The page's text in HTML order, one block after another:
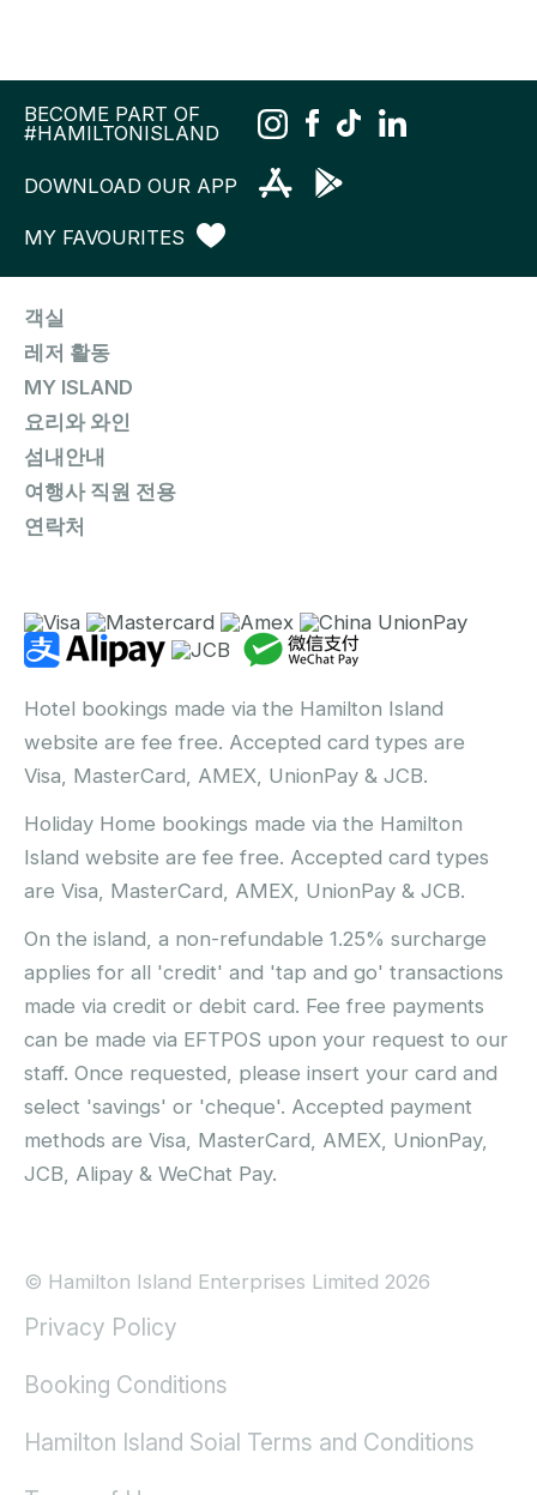
BECOME PART OF
#HAMILTONISLAND
DOWNLOAD OUR APP
MY FAVOURITES
객실
레저 활동
MY ISLAND
요리와 와인
섬내안내
여행사 직원 전용
연락처
Hotel bookings made via the Hamilton Island
website are fee free. Accepted card types are
Visa, MasterCard, AMEX, UnionPay & JCB.
Holiday Home bookings made via the Hamilton
Island website are fee free. Accepted card types
are Visa, MasterCard, AMEX, UnionPay & JCB.
On the island, a non-refundable 1.25% surcharge
applies for all 'credit' and 'tap and go' transactions
made via credit or debit card. Fee free payments
can be made via EFTPOS upon your request to our
staff. Once requested, please insert your card and
select 'savings' or 'cheque'. Accepted payment
methods are Visa, MasterCard, AMEX, UnionPay,
JCB, Alipay & WeChat Pay.
© Hamilton Island Enterprises Limited 2026
Privacy Policy
Booking Conditions
Hamilton Island Soial Terms and Conditions